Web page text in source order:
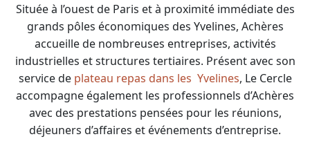
Située à l’ouest de Paris et à proximité immédiate des
grands pôles économiques des Yvelines, Achères
accueille de nombreuses entreprises, activités
industrielles et structures tertiaires. Présent avec son
service de plateau repas dans les Yvelines, Le Cercle
accompagne également les professionnels d’Achères
avec des prestations pensées pour les réunions,
déjeuners d’affaires et événements d’entreprise.